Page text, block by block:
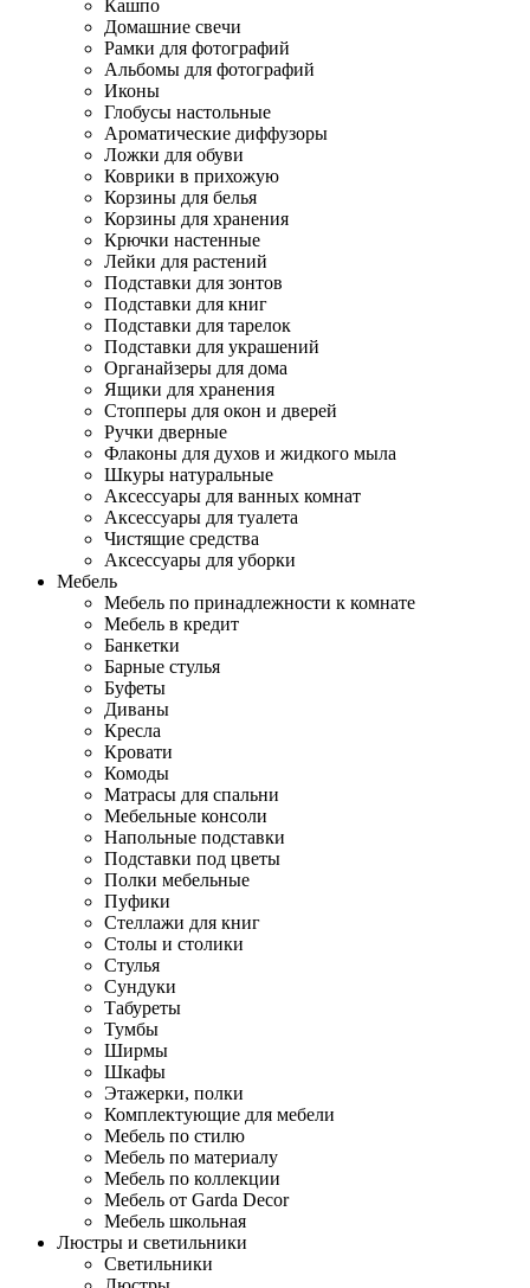
Кашпо
Домашние свечи
Рамки для фотографий
Альбомы для фотографий
Иконы
Глобусы настольные
Ароматические диффузоры
Ложки для обуви
Коврики в прихожую
Корзины для белья
Корзины для хранения
Крючки настенные
Лейки для растений
Подставки для зонтов
Подставки для книг
Подставки для тарелок
Подставки для украшений
Органайзеры для дома
Ящики для хранения
Стопперы для окон и дверей
Ручки дверные
Флаконы для духов и жидкого мыла
Шкуры натуральные
Аксессуары для ванных комнат
Аксессуары для туалета
Чистящие средства
Аксессуары для уборки
Мебель
Мебель по принадлежности к комнате
Мебель в кредит
Банкетки
Барные стулья
Буфеты
Диваны
Кресла
Кровати
Комоды
Матрасы для спальни
Мебельные консоли
Напольные подставки
Подставки под цветы
Полки мебельные
Пуфики
Стеллажи для книг
Столы и столики
Стулья
Сундуки
Табуреты
Тумбы
Ширмы
Шкафы
Этажерки, полки
Комплектующие для мебели
Мебель по стилю
Мебель по материалу
Мебель по коллекции
Мебель от Garda Decor
Мебель школьная
Люстры и светильники
Светильники